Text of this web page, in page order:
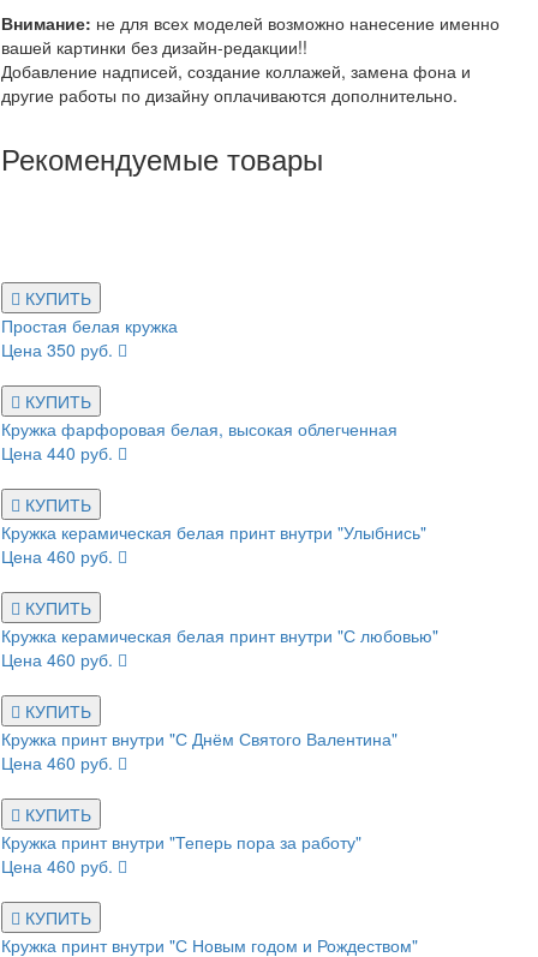
Внимание: не для всех моделей возможно нанесение именно
вашей картинки без дизайн-редакции!!
Добавление надписей, создание коллажей, замена фона и
другие работы по дизайну оплачиваются дополнительно.
Рекомендуемые товары
КУПИТЬ
Простая белая кружка
Цена 350 руб.
КУПИТЬ
Кружка фарфоровая белая, высокая облегченная
Цена 440 руб.
КУПИТЬ
Кружка керамическая белая принт внутри "Улыбнись"
Цена 460 руб.
КУПИТЬ
Кружка керамическая белая принт внутри "С любовью"
Цена 460 руб.
КУПИТЬ
Кружка принт внутри "С Днём Святого Валентина"
Цена 460 руб.
КУПИТЬ
Кружка принт внутри "Теперь пора за работу"
Цена 460 руб.
КУПИТЬ
Кружка принт внутри "С Новым годом и Рождеством"